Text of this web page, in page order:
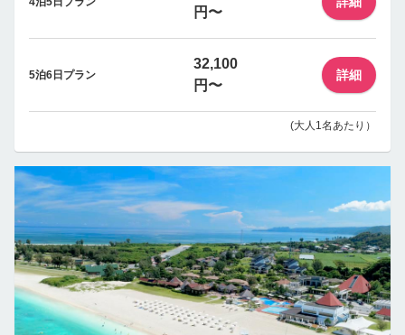
円〜
5泊6日プラン
32,100
円〜
詳細
(大人1名あたり）